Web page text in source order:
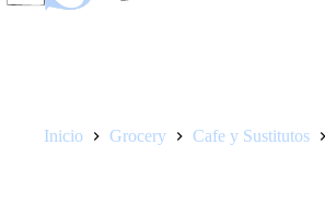
Inicio Grocery Cafe y Sustitutos